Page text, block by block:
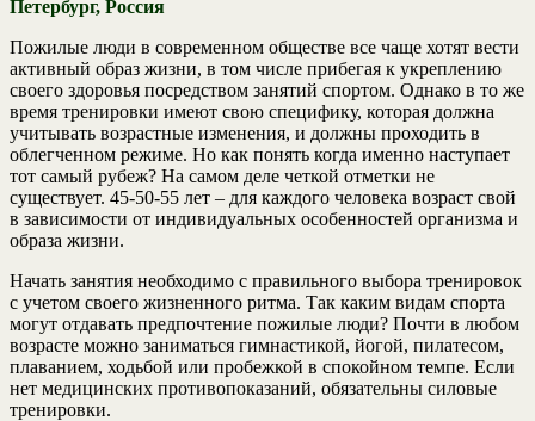
Петербург, Россия
Пожилые люди в современном обществе все чаще хотят вести
активный образ жизни, в том числе прибегая к укреплению
своего здоровья посредством занятий спортом. Однако в то же
время тренировки имеют свою специфику, которая должна
учитывать возрастные изменения, и должны проходить в
облегченном режиме. Но как понять когда именно наступает
тот самый рубеж? На самом деле четкой отметки не
существует. 45-50-55 лет – для каждого человека возраст свой
в зависимости от индивидуальных особенностей организма и
образа жизни.
Начать занятия необходимо с правильного выбора тренировок
с учетом своего жизненного ритма. Так каким видам спорта
могут отдавать предпочтение пожилые люди? Почти в любом
возрасте можно заниматься гимнастикой, йогой, пилатесом,
плаванием, ходьбой или пробежкой в спокойном темпе. Если
нет медицинских противопоказаний, обязательны силовые
тренировки.